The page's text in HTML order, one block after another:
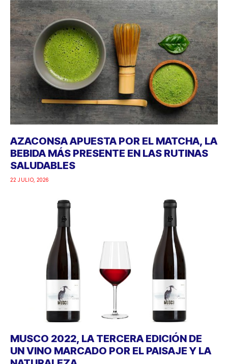
AZACONSA APUESTA POR EL MATCHA, LA
BEBIDA MÁS PRESENTE EN LAS RUTINAS
SALUDABLES
22 JULIO, 2026
MUSCO 2022, LA TERCERA EDICIÓN DE
UN VINO MARCADO POR EL PAISAJE Y LA